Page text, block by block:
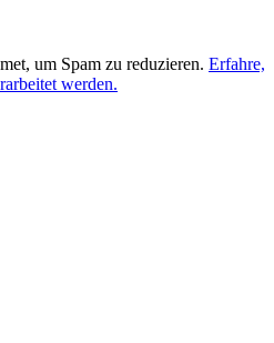
um Spam zu reduzieren. Erfahre,
werden.